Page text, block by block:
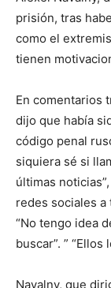
prisión, tras
como el
tienen
En comentarios
dijo que había
código penal
siquiera sé si
últimas
redes sociales
“No tengo idea
buscar”. ”
Navalny, que